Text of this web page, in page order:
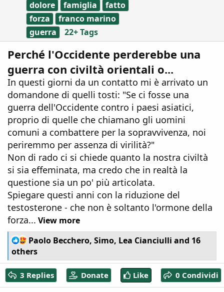
dolore famiglia
fatto
forza
franco marino
guerra
22+ Tags
Perché l'Occidente perderebbe una
guerra con civiltà orientali o...
In questi giorni da un contatto mi è arrivato un
domandone di quelli tosti: "Se ci fosse una
guerra dell'Occidente contro i paesi asiatici,
proprio di quelle che chiamano gli uomini
comuni a combattere per la sopravvivenza, noi
periremmo per assenza di virilità?"
Non di rado ci si chiede quanto la nostra civiltà
si sia effeminata, ma credo che in realtà la
questione sia un po' più articolata.
Spiegare questi anni con la riduzione del
testosterone - che non è soltanto l'ormone della
forza... View more
R
e
c
t
i
Paolo Becchero, Simo, Lea Cianciulli and 16
others
3 Replies Donate Like 0 Condividi